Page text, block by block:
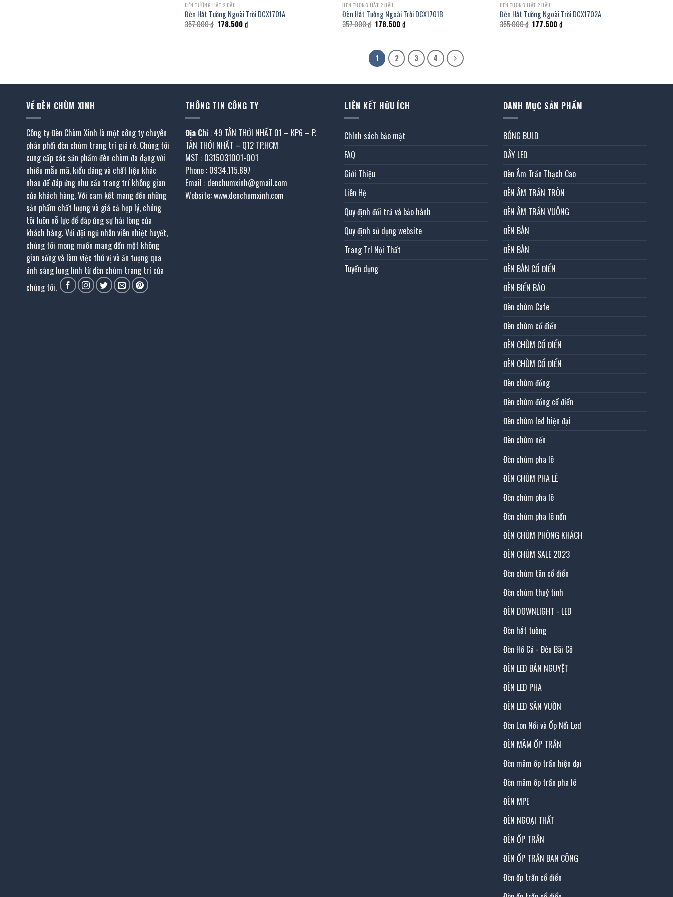
ĐÈN TƯỜNG HẮT 2 ĐẦU
Đèn Hắt Tường Ngoài Trời DCX1701A
357.000₫ Giá
gốc
178.500₫Giá
hiện
ĐÈN TƯỜNG HẮT 2 ĐẦU
Đèn Hắt Tường Ngoài Trời DCX1701B
357.000₫ Giá
gốc
178.500₫Giá
hiện
178.500 ₫.
ĐÈN TƯỜNG HẮT 2 ĐẦU
Đèn Hắt Tường Ngoài Trời DCX1702A
355.000₫ Giá
gốc
177.500₫Giá
hiện
1 2 3 4
VỀ ĐÈN CHÙM XINH
Công ty Đèn Chùm Xinh là một công ty chuyên
phân phối đèn chùm trang trí giá rẻ. Chúng tôi
cung cấp các sản phẩm đèn chùm đa dạng với
nhiều mẫu mã, kiểu dáng và chất liệu khác
nhau để đáp ứng nhu cầu trang trí không gian
của khách hàng. Với cam kết mang đến những
sản phẩm chất lượng và giá cả hợp lý, chúng
tôi luôn nỗ lực để đáp ứng sự hài lòng của
khách hàng. Với đội ngũ nhân viên nhiệt huyết,
chúng tôi mong muốn mang đến một không
gian sống và làm việc thú vị và ấn tượng qua
ánh sáng lung linh từ đèn chùm trang trí của
chúng tôi.
THÔNG TIN CÔNG TY
Địa Chỉ : 49 TÂN THỚI NHẤT 01 – KP6 – P.
TÂN THỚI NHẤT – Q12 TP.HCM
MST : 0315031001-001
Phone : 0934.115.897
Email : denchumxinh@gmail.com
Website: www.denchumxinh.com
LIÊN KẾT HỮU ÍCH
Chính sách bảo mật
FAQ
Giới Thiệu
Liên Hệ
Quy định đổi trả và bảo hành
Quy định sử dụng website
Trang Trí Nội Thất
Tuyển dụng
DANH MỤC SẢN PHẨM
BÓNG BULD
DÂY LED
Đèn Âm Trần Thạch Cao
ĐÈN ÂM TRẦN TRÒN
ĐÈN ÂM TRẦN VUÔNG
ĐÈN BÀN
ĐÈN BÀN
ĐÈN BÀN CỔ ĐIỂN
ĐÈN BIỂN BÁO
Đèn chùm Cafe
Đèn chùm cổ điển
ĐÈN CHÙM CỔ ĐIỂN
ĐÈN CHÙM CỔ ĐIỂN
Đèn chùm đồng
Đèn chùm đồng cổ điển
Đèn chùm led hiện đại
Đèn chùm nến
Đèn chùm pha lê
ĐÈN CHÙM PHA LÊ
Đèn chùm pha lê
Đèn chùm pha lê nến
ĐÈN CHÙM PHÒNG KHÁCH
ĐÈN CHÙM SALE 2023
Đèn chùm tân cổ điển
Đèn chùm thuỷ tinh
ĐÈN DOWNLIGHT - LED
Đèn hắt tường
Đèn Hồ Cá - Đèn Bãi Cỏ
ĐÈN LED BÁN NGUYỆT
ĐÈN LED PHA
ĐÈN LED SÂN VƯỜN
Đèn Lon Nổi và Ốp Nổi Led
ĐÈN MÂM ỐP TRẦN
Đèn mâm ốp trần hiện đại
Đèn mâm ốp trần pha lê
ĐÈN MPE
ĐÈN NGOẠI THẤT
ĐÈN ỐP TRẦN
ĐÈN ỐP TRẦN BAN CÔNG
Đèn ốp trần cổ điển